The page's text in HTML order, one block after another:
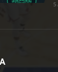
5